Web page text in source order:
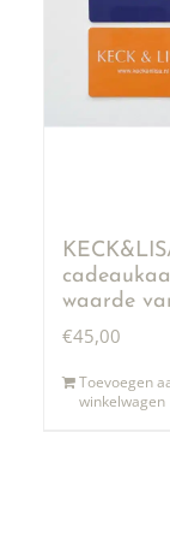
waarde
50,00
€45,00
Toevoegen
winkelwagen